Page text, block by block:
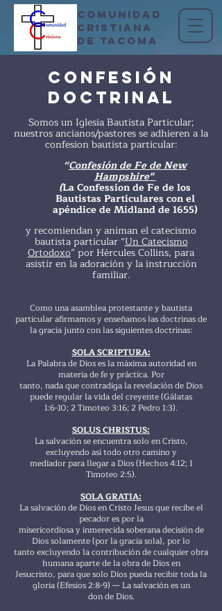
COMUNIDAD
CRISTIANA
DE TACOMA
Confesión
doctrinal
Somos un Iglesia Bautista Particular;
nuestros ancianos/pastores se adhieren a la
confesion bautista particular:
“Confesión de Fe de New
Hampshire"
(La Confession de Fe de los
Bautistas Particulares con el
apéndice de Midland de 1655)
y recomiendan y animan el catecismo
bautista particular “Un Catecismo
Ortodoxo” por Hércules Collins, para
asistir en la adoración y la instrucción
familiar.
Como una asamblea protestante y bautista
particular afirmamos y enseñamos las doctrinas de
la gracia junto con las siguientes doctrinas:
SOLA SCRIPTURA:
La Palabra de Dios es la máxima autoridad en
materia de fe y práctica. Por
tanto, nada que contradiga la revelación de Dios
puede regular la vida del creyente (Gálatas
1:6-10; 2 Timoteo 3:16; 2 Pedro 1:3).
SOLUS CHRISTUS:
La salvación se encuentra solo en Cristo,
excluyendo así todo otro camino y
mediador para llegar a Dios (Hechos 4:12; 1
Timoteo 2:5).
SOLA GRATIA:
La salvación de Dios en Cristo Jesus que recibe el
pecador es por la
misericordiosa y inmerecida soberana decisión de
Dios solamente (por la gracia sola), por lo
tanto excluyendo la contribución de cualquier obra
humana aparte de la obra de Dios en
Jesucristo, para que solo Dios pueda recibir toda la
gloria (Efesios 2:8-9) — La salvación es un
don de Dios.